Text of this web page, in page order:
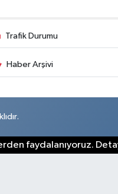
Trafik Durumu
Haber Arşivi
faydalanıyoruz.